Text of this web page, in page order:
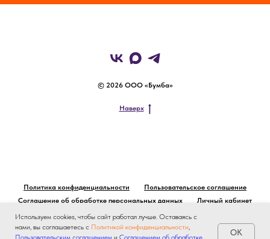
Используем cookies, чтобы сайт работал лучше. Оставаясь с
нами, вы соглашаетесь с Политикой конфиденциальности,
Пользовательским соглашением и Соглашением об обработке
OK
© 2026 ООО «Бумба»
Наверх
Политика конфиденциальности
Пользовательское соглашение
Соглашение об обработке персональных данных
Личный кабинет